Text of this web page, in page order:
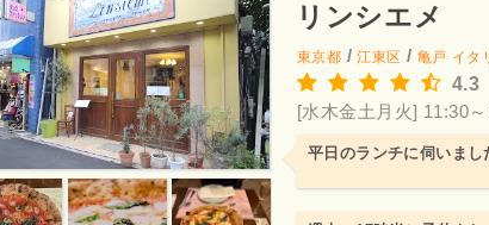
リンシエメ
東京都 /江東区 / 亀戸 イタ
4.3
[水木金土月火] 11:30
平日のランチに伺いまし